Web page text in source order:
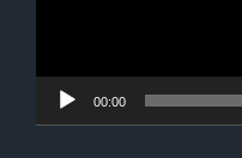
00:00